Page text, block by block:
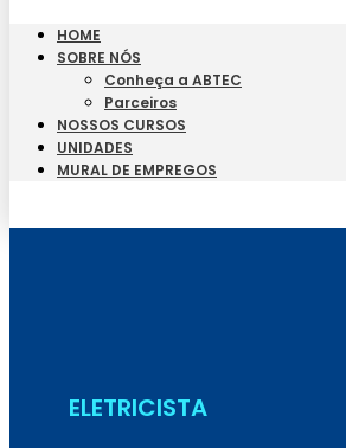
HOME
SOBRE NÓS
Conheça a ABTEC
Parceiros
NOSSOS CURSOS
UNIDADES
MURAL DE EMPREGOS
ELETRICISTA